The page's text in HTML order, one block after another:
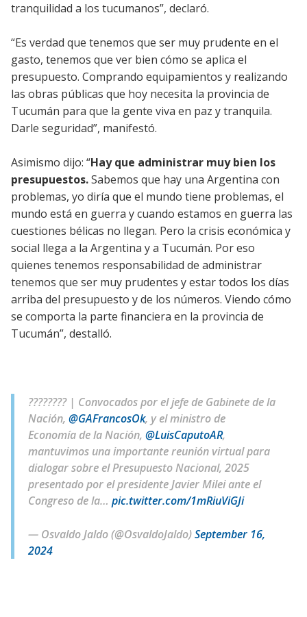
tranquilidad a los tucumanos”, declaró.
“Es verdad que tenemos que ser muy prudente en el
gasto, tenemos que ver bien cómo se aplica el
presupuesto. Comprando equipamientos y realizando
las obras públicas que hoy necesita la provincia de
Tucumán para que la gente viva en paz y tranquila.
Darle seguridad”, manifestó.
Asimismo dijo: “Hay que administrar muy bien los
presupuestos.Sabemos que hay una Argentina con
problemas, yo diría que el mundo tiene problemas, el
mundo está en guerra y cuando estamos en guerra las
cuestiones bélicas no llegan. Pero la crisis económica y
social llega a la Argentina y a Tucumán. Por eso
quienes tenemos responsabilidad de administrar
tenemos que ser muy prudentes y estar todos los días
arriba del presupuesto y de los números. Viendo cómo
se comporta la parte financiera en la provincia de
Tucumán”, destalló.
???????? | Convocados por el jefe de Gabinete de la
Nación, @GAFrancosOk, y el ministro de
Economía de la Nación, @LuisCaputoAR,
mantuvimos una importante reunión virtual para
dialogar sobre el Presupuesto Nacional, 2025
presentado por el presidente Javier Milei ante el
Congreso de la… pic.twitter.com/1mRiuViGJi
— Osvaldo Jaldo (@OsvaldoJaldo)September 16,
2024